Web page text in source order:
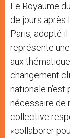
Le Royaume
de jours après
Paris, adopté il
représente
aux
changement
nationale n’est
nécessaire de
collective
«collaborer